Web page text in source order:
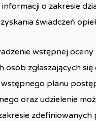
o zakresie
świadczeń
wstępnej
osób zgłaszających się
planu
oraz udzielenie
zdefiniowanych